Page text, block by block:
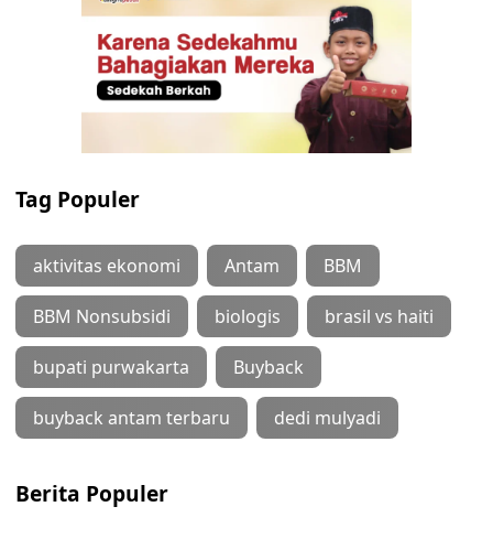
Tag Populer
aktivitas ekonomi Antam BBM
BBM Nonsubsidi biologis brasil vs haiti
bupati purwakarta Buyback
buyback antam terbaru dedi mulyadi
Berita Populer